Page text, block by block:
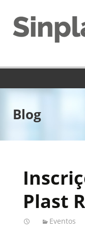
Blog
Plast
Eventos